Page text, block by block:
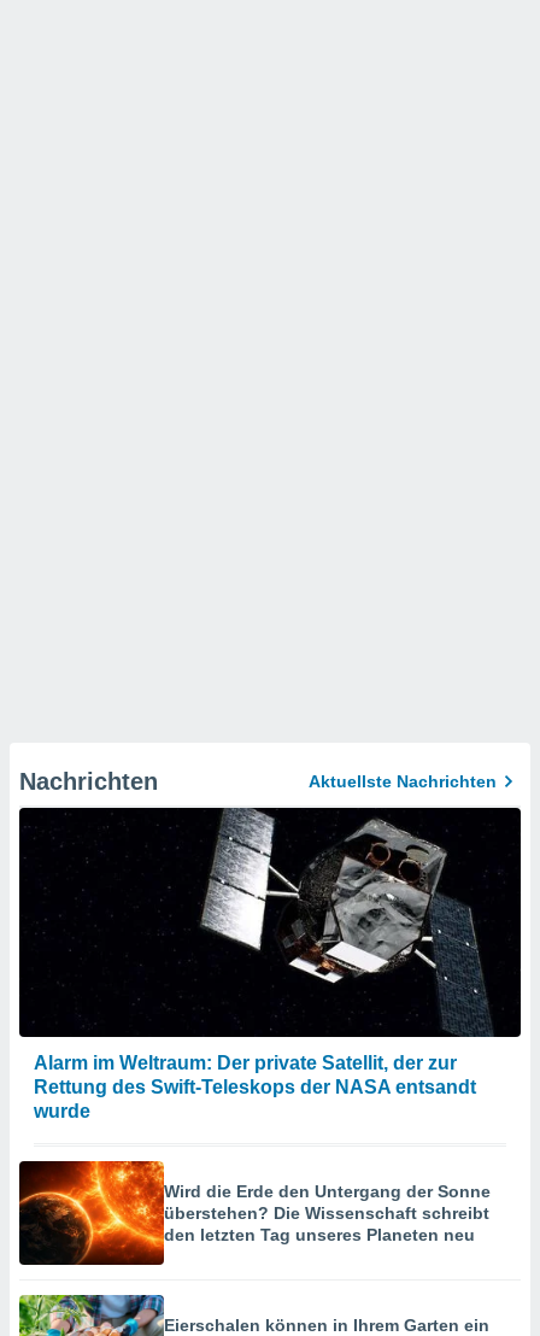
Nachrichten Aktuellste Nachrichten
Alarm im Weltraum: Der private Satellit, der zur
Rettung des Swift-Teleskops der NASA entsandt
wurde
Wird die Erde den Untergang der Sonne
überstehen? Die Wissenschaft schreibt
den letzten Tag unseres Planeten neu
Eierschalen können in Ihrem Garten ein